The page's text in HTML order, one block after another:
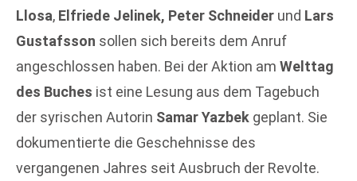
Llosa, Elfriede Jelinek, Peter Schneider und Lars
Gustafsson sollen sich bereits dem Anruf
angeschlossen haben. Bei der Aktion am Welttag
des Buches ist eine Lesung aus dem Tagebuch
der syrischen Autorin Samar Yazbek geplant. Sie
dokumentierte die Geschehnisse des
vergangenen Jahres seit Ausbruch der Revolte.